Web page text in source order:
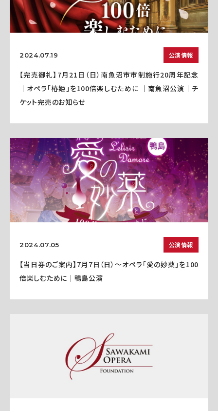
2024.07.19 公演情報
【完売御礼】7月21日（日）南魚沼市市制施行20周年記念
｜オペラ「椿姫」を100倍楽しむために ｜南魚沼公演｜チ
ケット完売のお知らせ
2024.07.05 公演情報
【当日券のご案内】7月7日（日）～オペラ「愛の妙薬」を100
倍楽しむために｜鴨島公演